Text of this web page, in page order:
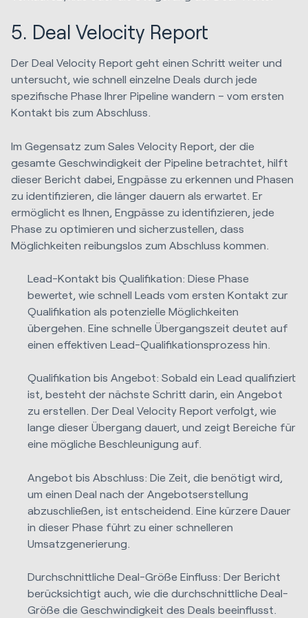
5. Deal Velocity Report
Der Deal Velocity Report geht einen Schritt weiter und
untersucht, wie schnell einzelne Deals durch jede
spezifische Phase Ihrer Pipeline wandern – vom ersten
Kontakt bis zum Abschluss.
Im Gegensatz zum Sales Velocity Report, der die
gesamte Geschwindigkeit der Pipeline betrachtet, hilft
dieser Bericht dabei, Engpässe zu erkennen und Phasen
zu identifizieren, die länger dauern als erwartet. Er
ermöglicht es Ihnen, Engpässe zu identifizieren, jede
Phase zu optimieren und sicherzustellen, dass
Möglichkeiten reibungslos zum Abschluss kommen.
Lead-Kontakt bis Qualifikation: Diese Phase
bewertet, wie schnell Leads vom ersten Kontakt zur
Qualifikation als potenzielle Möglichkeiten
übergehen. Eine schnelle Übergangszeit deutet auf
einen effektiven Lead-Qualifikationsprozess hin.
Qualifikation bis Angebot: Sobald ein Lead qualifiziert
ist, besteht der nächste Schritt darin, ein Angebot
zu erstellen. Der Deal Velocity Report verfolgt, wie
lange dieser Übergang dauert, und zeigt Bereiche für
eine mögliche Beschleunigung auf.
Angebot bis Abschluss: Die Zeit, die benötigt wird,
um einen Deal nach der Angebotserstellung
abzuschließen, ist entscheidend. Eine kürzere Dauer
in dieser Phase führt zu einer schnelleren
Umsatzgenerierung.
Durchschnittliche Deal-Größe Einfluss: Der Bericht
berücksichtigt auch, wie die durchschnittliche Deal-
Größe die Geschwindigkeit des Deals beeinflusst.